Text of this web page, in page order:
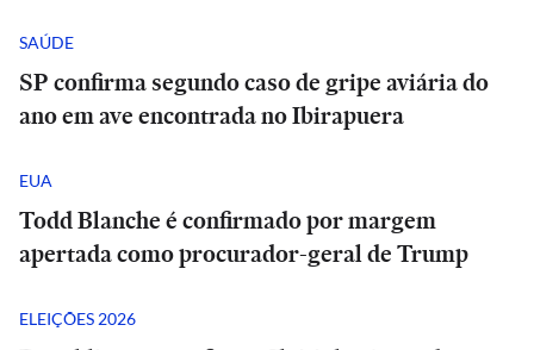
SAÚDE
SP confirma segundo caso de gripe aviária do
ano em ave encontrada no Ibirapuera
EUA
Todd Blanche é confirmado por margem
apertada como procurador-geral de Trump
ELEIÇÕES 2026